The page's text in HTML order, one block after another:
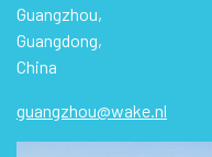
Guangzhou,
Guangdong,
China
guangzhou@wake.nl